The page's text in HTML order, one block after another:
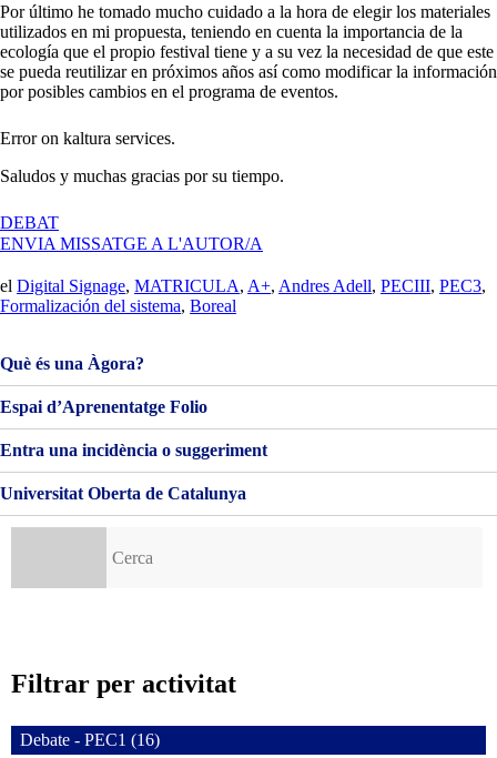
Por último he tomado mucho cuidado a la hora de elegir los materiales
utilizados en mi propuesta, teniendo en cuenta la importancia de la
ecología que el propio festival tiene y a su vez la necesidad de que este
se pueda reutilizar en próximos años así como modificar la información
por posibles cambios en el programa de eventos.
Error on kaltura services.
Saludos y muchas gracias por su tiempo.
DEBATA
BOREAL:
VIDEO
PEC
ENVIA MISSATGE A L'AUTOR/A
el Digital Signage, MATRICULA, A+, Andres Adell, PECIII, PEC3,
Formalización del sistema, Boreal
Què és una Àgora?
Espai d’Aprenentatge Folio
Entra una incidència o suggeriment
Universitat Oberta de Catalunya
Filtrar per activitat
Debate - PEC1 (16)